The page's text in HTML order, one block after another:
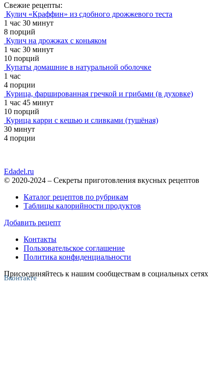
Свежие рецепты:
Кулич «Краффин» из сдобного дрожжевого теста
1 час 30 минут
8 порций
Кулич на дрожжах с коньяком
1 час 30 минут
10 порций
Купаты домашние в натуральной оболочке
1 час
4 порции
Курица, фаршированная гречкой и грибами (в духовке)
1 час 45 минут
10 порций
Курица карри с кешью и сливками (тушёная)
30 минут
4 порции
Edadel.ru
© 2020-2024 – Секреты приготовления вкусных рецептов
Каталог рецептов по рубрикам
Таблицы калорийности продуктов
Добавить рецепт
Контакты
Пользовательское соглашение
Политика конфиденциальности
Присоединяйтесь к нашим сообществам в социальных сетях
Вконтакте